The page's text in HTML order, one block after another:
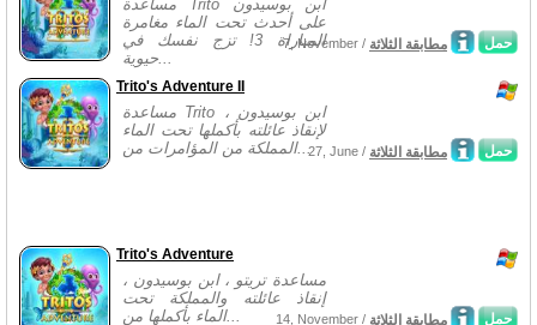
مساعدة Trito ابن بوسيدون
على أحدث تحت الماء مغامرة
المباراة 3! تزج نفسك في
حيوية...
حمل 7, November / مطابقة الثلاثة
Trito's Adventure II
مساعدة Trito ابن بوسيدون ،
لإنقاذ عائلته بأكملها تحت الماء
المملكة من المؤامرات من...
حمل 27, June / مطابقة الثلاثة
Trito's Adventure
مساعدة تريتو ، ابن بوسيدون ،
إنقاذ عائلته والمملكة تحت
الماء بأكملها من...
حمل 14, November / مطابقة الثلاثة